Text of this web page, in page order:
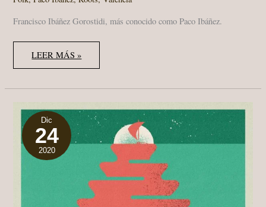
Francisco Ibáñez Gorostidi, más conocido como Paco Ibáñez.
PACO
IBÁÑEZ:
“AÚN
EN
LEER MÁS »
Dic
24
2020